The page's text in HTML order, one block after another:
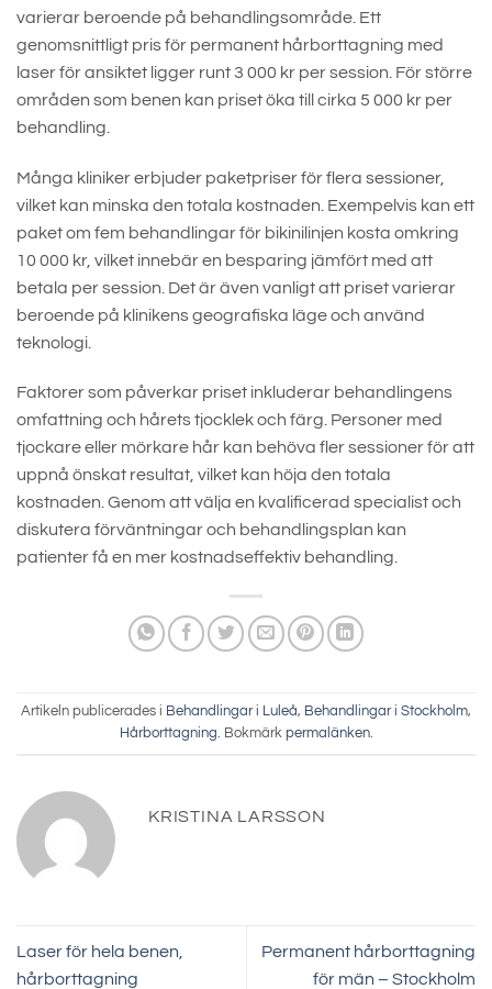
varierar beroende på behandlingsområde. Ett
genomsnittligt pris för permanent hårborttagning med
laser för ansiktet ligger runt 3 000 kr per session. För större
områden som benen kan priset öka till cirka 5 000 kr per
behandling.
Många kliniker erbjuder paketpriser för flera sessioner,
vilket kan minska den totala kostnaden. Exempelvis kan ett
paket om fem behandlingar för bikinilinjen kosta omkring
10 000 kr, vilket innebär en besparing jämfört med att
betala per session. Det är även vanligt att priset varierar
beroende på klinikens geografiska läge och använd
teknologi.
Faktorer som påverkar priset inkluderar behandlingens
omfattning och hårets tjocklek och färg. Personer med
tjockare eller mörkare hår kan behöva fler sessioner för att
uppnå önskat resultat, vilket kan höja den totala
kostnaden. Genom att välja en kvalificerad specialist och
diskutera förväntningar och behandlingsplan kan
patienter få en mer kostnadseffektiv behandling.
Artikeln publicerades i Behandlingar i Luleå, Behandlingar i Stockholm,
Hårborttagning. Bokmärk permalänken.
KRISTINA LARSSON
Laser för hela benen,
hårborttagning
Permanent hårborttagning
för män – Stockholm